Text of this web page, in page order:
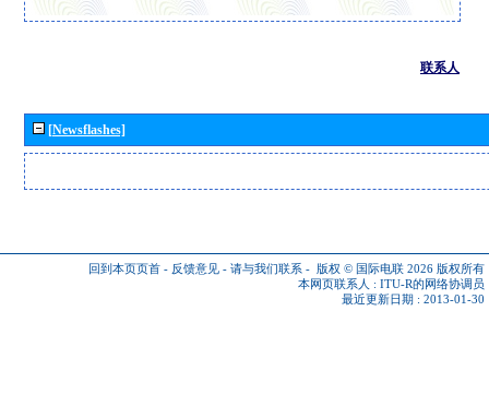
联系人
[Newsflashes]
回到本页页首 - 反馈意见 - 请与我们联系 - 版权 © 国际电联 2026 版权所有
本网页联系人 : ITU-R的网络协调员
最近更新日期 : 2013-01-30